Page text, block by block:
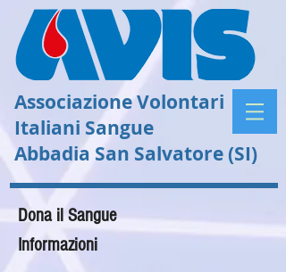
Associazione Volontari
Italiani Sangue
Abbadia San Salvatore (SI)
Dona il Sangue
Informazioni